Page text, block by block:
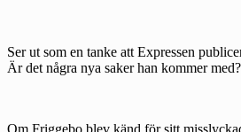
Ser ut som en tanke att Expressen
Är det några nya saker han kommer